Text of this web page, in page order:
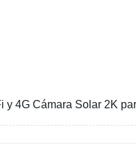
y 4G Cámara Solar 2K